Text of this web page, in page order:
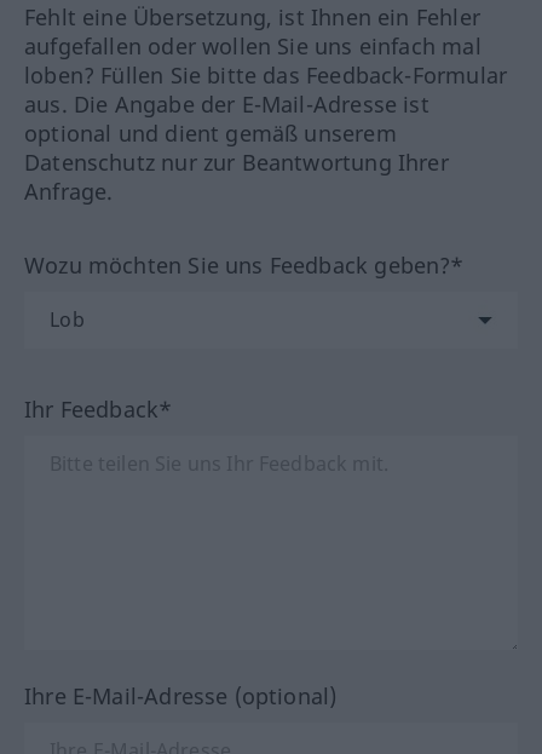
Fehlt eine Übersetzung, ist Ihnen ein Fehler
aufgefallen oder wollen Sie uns einfach mal
loben? Füllen Sie bitte das Feedback-Formular
aus. Die Angabe der E-Mail-Adresse ist
optional und dient gemäß unserem
Datenschutz nur zur Beantwortung Ihrer
Anfrage.
Wozu möchten Sie uns Feedback geben?*
Ihr Feedback*
Ihre E-Mail-Adresse (optional)